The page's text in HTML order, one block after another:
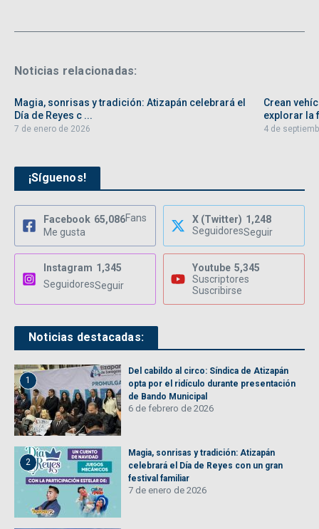
Noticias relacionadas:
Magia, sonrisas y tradición: Atizapán celebrará el
Día de Reyes c ...
7 de enero de 2026
Crean
explorar la
4 de
¡Síguenos!
Facebook 65,086Fans
Me gusta
X (Twitter) 1,248
SeguidoresSeguir
Instagram 1,345
SeguidoresSeguir
Youtube 5,345
Suscriptores
Suscribirse
Noticias destacadas:
1
Del cabildo al circo: Síndica de Atizapán
opta por el ridículo durante presentación
de Bando Municipal
6 de febrero de 2026
2
Magia, sonrisas y tradición: Atizapán
celebrará el Día de Reyes con un gran
festival familiar
7 de enero de 2026